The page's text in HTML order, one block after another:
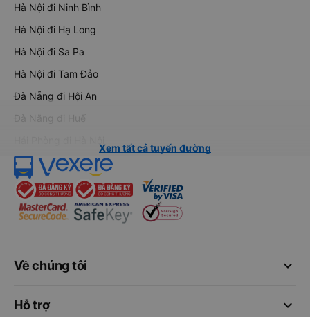
Hà Nội đi Ninh Bình
Hà Nội đi Hạ Long
Hà Nội đi Sa Pa
Hà Nội đi Tam Đảo
Đà Nẵng đi Hội An
Đà Nẵng đi Huế
Xem tất cả tuyến đường
keyboard_arrow_down
Về chúng tôi
keyboard_arrow_down
Hỗ trợ